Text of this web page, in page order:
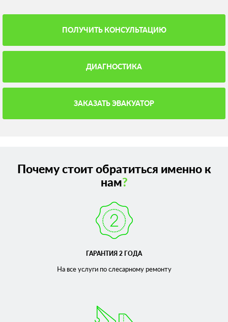
ПОЛУЧИТЬ КОНСУЛЬТАЦИЮ
ДИАГНОСТИКА
ЗАКАЗАТЬ ЭВАКУАТОР
Почему стоит обратиться именно к
нам?
ГАРАНТИЯ 2 ГОДА
На все услуги по слесарномуремонту